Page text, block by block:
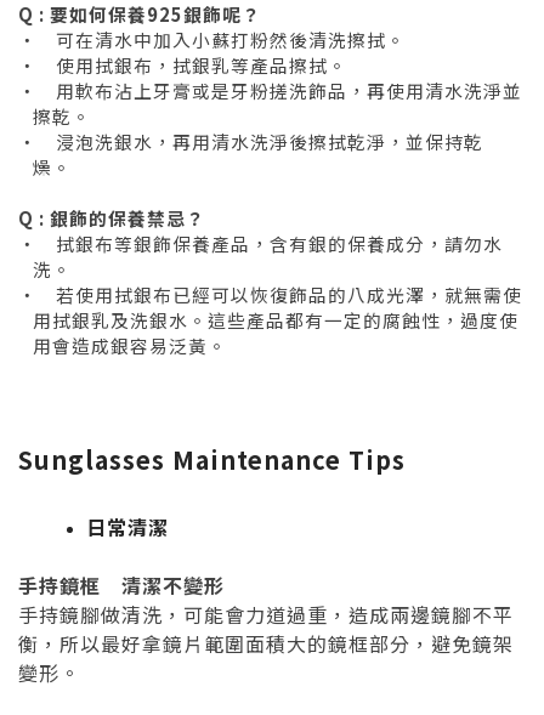
Q : 要如何保養925銀飾呢？
‧
可在清水中加入小蘇打粉然後清洗擦拭。
‧
使用拭銀布，拭銀乳等產品擦拭。
‧
用軟布沾上牙膏或是牙粉搓洗飾品，再使用清水洗淨並
擦乾。
‧
浸泡洗銀水，再用清水洗淨後擦拭乾淨，並保持乾
燥。
Q : 銀飾的保養禁忌？
‧
拭銀布等銀飾保養產品，含有銀的保養成分，請勿水
洗。
‧
若使用拭銀布已經可以恢復飾品的八成光澤，就無需使
用拭銀乳及洗銀水。這些產品都有一定的腐蝕性，過度使
用會造成銀容易泛黃。
Sunglasses Maintenance Tips
日常清潔
手持鏡框 清潔不變形
手持鏡腳做清洗，可能會力道過重，造成兩邊鏡腳不平
衡，所以最好拿鏡片範圍面積大的鏡框部分，避免鏡架
變形。